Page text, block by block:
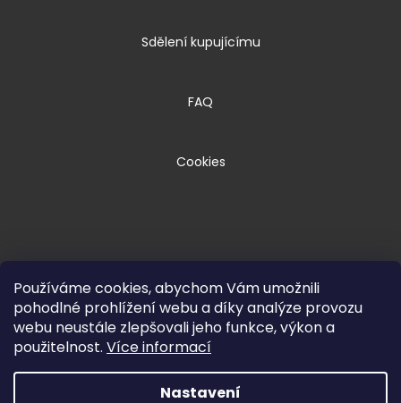
Používáme cookies, abychom Vám umožnili
pohodlné prohlížení webu a díky analýze provozu
webu neustále zlepšovali jeho funkce, výkon a
použitelnost. Více informací
Nastavení
Sdělení kupujícímu
FAQ
Cookies
Copyright 2026HPM TEC, s.r.o.
. Všechna